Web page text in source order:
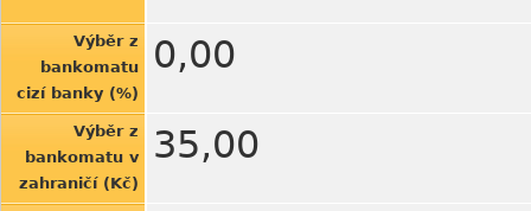
Výběr z
bankomatu
cizí banky (%)
0,00
Výběr z
bankomatu v
zahraničí (Kč)
35,00